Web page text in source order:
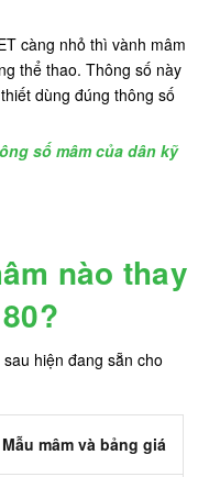
càng nhỏ thì vành mâm
thể thao. Thông số này
dùng đúng thông số
số mâm của dân kỹ
nào thay
hiện đang sẵn cho
Mẫu mâm và bảng giá